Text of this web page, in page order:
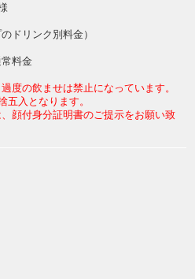
ドリンク別料金）
料金
度の飲ませは禁止になっています。
入となります。
顔付身分証明書のご提示をお願い致